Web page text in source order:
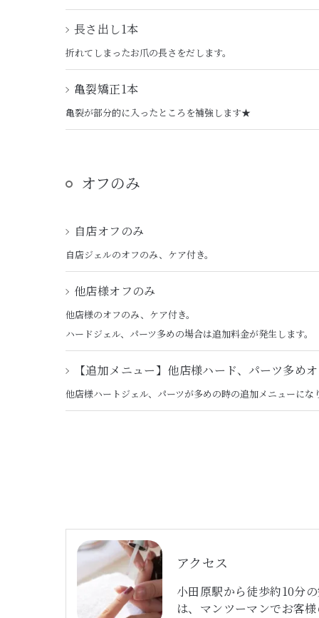
長さ出し1本
折れてしまったお爪の長さをだします。
亀裂矯正1本
亀裂が部分的に入ったところを補強します★
オフのみ
自店オフのみ
自店ジェルのオフのみ、ケア付き。
他店様オフのみ
他店様のオフのみ、ケア付き。
ハードジェル、パーツ多めの場合は追加料金が発生します。
【追加メニュー】他店様ハード、パーツ多め
他店様ハートジェル、パーツが多めの時の追加メニューにな
アクセス
小田原駅から徒歩約10分
は、マンツーマンでお客